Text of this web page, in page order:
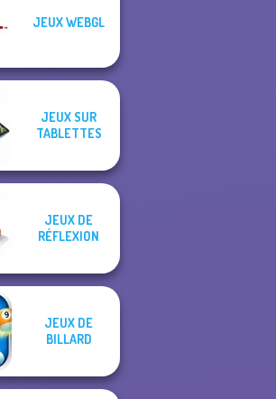
JEUX WEBGL
JEUX SUR
TABLETTES
JEUX DE
RÉFLEXION
JEUX DE
BILLARD